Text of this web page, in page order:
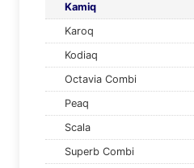
Kamiq
Karoq
Kodiaq
Octavia Combi
Peaq
Scala
Superb Combi